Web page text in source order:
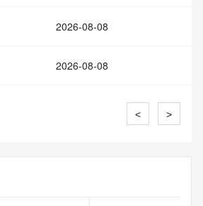
2026-08-08
2026-08-08
< >